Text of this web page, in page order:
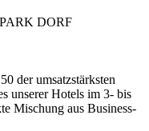
DORF
der umsatzstärksten
unserer Hotels im 3- bis
Mischung aus Business-